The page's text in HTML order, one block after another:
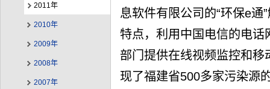
2011年
2010年
2009年
2008年
2007年
息软件有限公司的“环保e通
特点，利用中国电信的电
部门提供在线视频监控和
现了福建省500多家污染源